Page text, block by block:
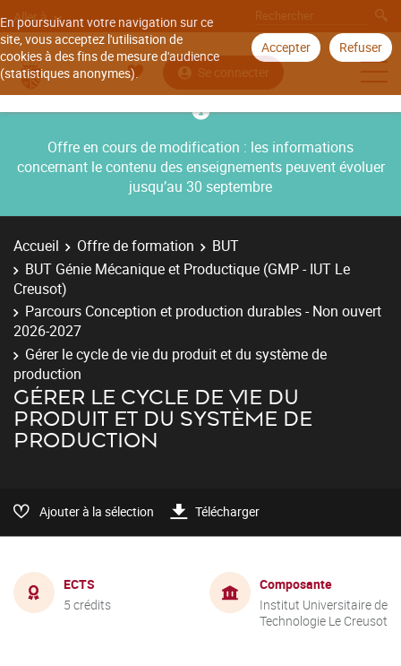
En poursuivant votre navigation sur ce
site, vous acceptez l'utilisation de
cookies à des fins de mesure d'audience
(statistiques anonymes).
Accepter Refuser
Aller à
Se connecter
Offre en cours de modification : les informations
concernant le contenu des enseignements peuvent évoluer
jusqu’au 30 septembre
Accueil Offre de formation
BUT
BUT Génie Mécanique et Productique (GMP - IUT Le
Creusot)
Parcours Conception et production durables - Non ouvert
2026-2027
Gérer le cycle de vie du produit et du système de
production
GÉRER LE CYCLE DE VIE DU
PRODUIT ET DU SYSTÈME DE
PRODUCTION
Ajouter à la sélection Télécharger
ECTS
5 crédits
Composante
Institut Universitaire de
Technologie Le Creusot